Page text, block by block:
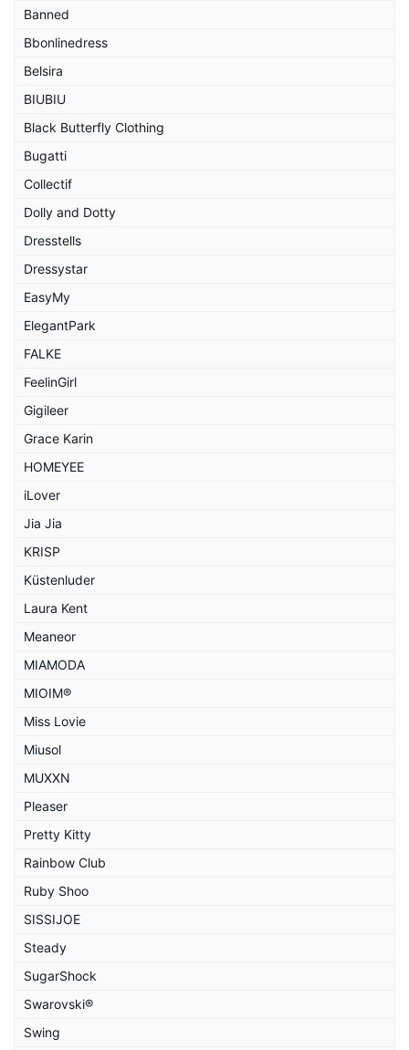
Banned
Bbonlinedress
Belsira
BIUBIU
Black Butterfly Clothing
Bugatti
Collectif
Dolly and Dotty
Dresstells
Dressystar
EasyMy
ElegantPark
FALKE
FeelinGirl
Gigileer
Grace Karin
HOMEYEE
iLover
Jia Jia
KRISP
Küstenluder
Laura Kent
Meaneor
MIAMODA
MIOIM®
Miss Lovie
Miusol
MUXXN
Pleaser
Pretty Kitty
Rainbow Club
Ruby Shoo
SISSIJOE
Steady
SugarShock
Swarovski®
Swing